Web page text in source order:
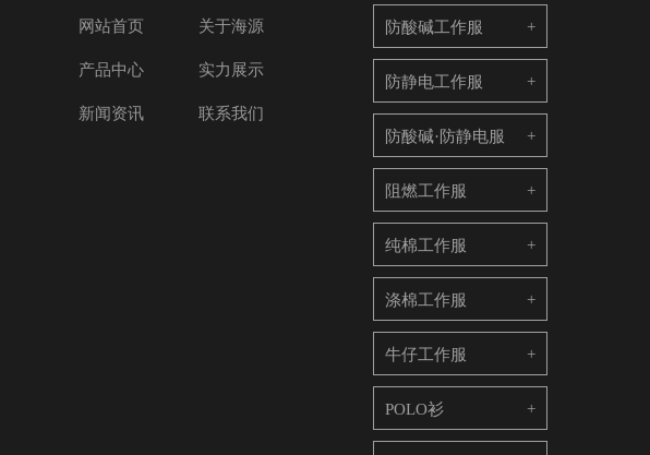
网站首页 关于海源
产品中心 实力展示
新闻资讯 联系我们
防酸碱工作服
防静电工作服
防酸碱·防静电服
阻燃工作服
纯棉工作服
涤棉工作服
牛仔工作服
POLO衫